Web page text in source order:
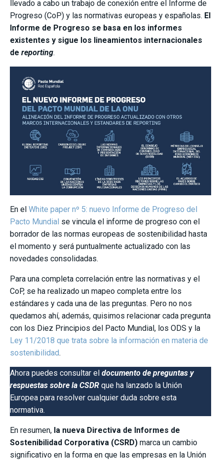
llevado a cabo un trabajo de conexión entre el Informe de
Progreso (CoP) y las normativas europeas y españolas. El
Informe de Progreso se basa en los informes
existentes y sigue los lineamientos internacionales
de reporting.
En el White paper nº 5: nuevo Informe de Progreso del
Pacto Mundial se vincula el informe de progreso con el
borrador de las normas europeas de sostenibilidad hasta
el momento y será puntualmente actualizado con las
novedades consolidadas.
Para una completa correlación entre las normativas y el
CoP, se ha realizado un mapeo completa entre los
estándares y cada una de las preguntas. Pero no nos
quedamos ahí, además, quisimos relacionar cada pregunta
con los Diez Principios del Pacto Mundial, los ODS y la
Ley 11/2018 que trata sobre la información en materia de
sostenibilidad.
Ahora puedes consultar el documento de preguntas y
respuestas sobre la CSDR que ha lanzado la Unión
Europea para resolver cualquier duda sobre esta
normativa.
En resumen, la nueva Directiva de Informes de
Sostenibilidad Corporativa (CSRD) marca un cambio
significativo en la forma en que las empresas en la Unión